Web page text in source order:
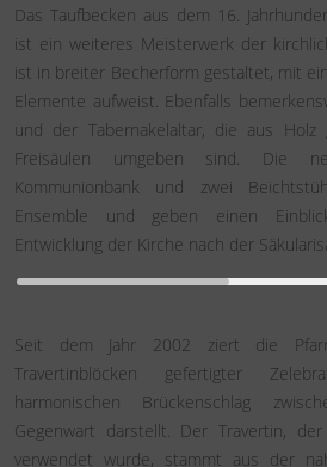
Das Taufbecken aus dem 16.
ist ein weiteres Meisterwerk der
ist in breiter Becherform gestaltet, mit
Elemente aufweist. Ebenfalls
und der Tabernakelaltar, die aus
Freisäulen umgeben sind. Die
Kommunionbank und zwei
Ensemble und geben einen
Entwicklung der Kirche nach der
Seit dem Jahr 2002 ziert die
Travertinblöcken gefertigter
harmonischen Brückenschlag
Gegenwart darstellt. Der Travertin,
verwendet wurde, stammt aus der